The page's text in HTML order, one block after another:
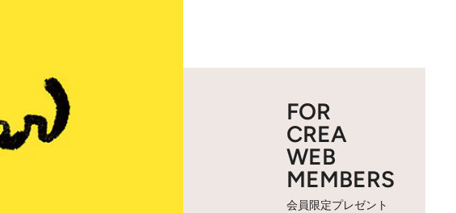
FOR
CREA
WEB
MEMBERS
会員限定プレゼント